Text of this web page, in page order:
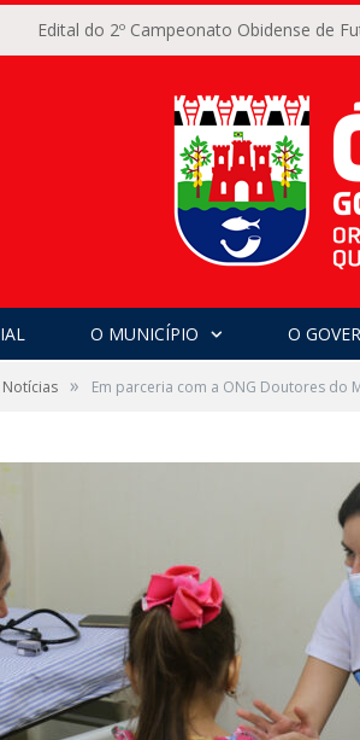
Edital do 2º Campeonato Obidense de
O MUNICÍPIO O
Notícias » Em parceria com a ONG Doutores do